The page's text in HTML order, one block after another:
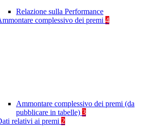
Relazione sulla Performance
complessivo dei premi 4
Ammontare complessivo dei premi (da
pubblicare in tabelle) 3
relativi ai premi 2